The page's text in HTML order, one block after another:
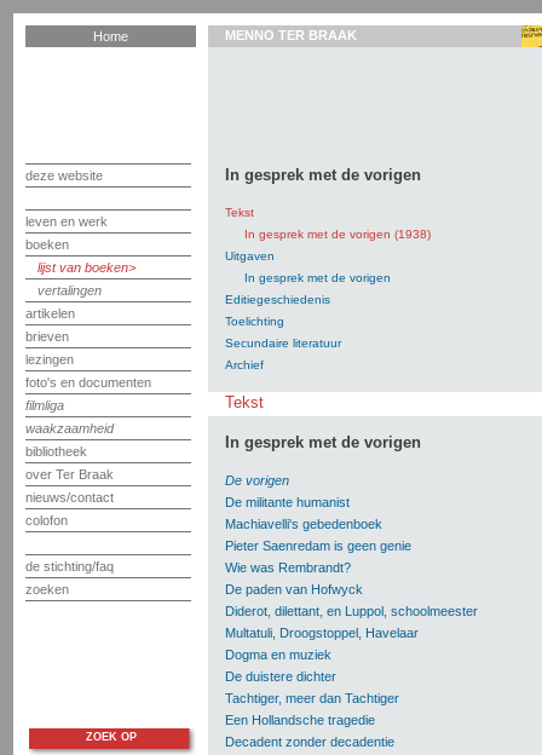
Home
deze website
leven en werk
boeken
lijst van boeken
vertalingen
artikelen
brieven
lezingen
foto's en documenten
filmliga
waakzaamheid
bibliotheek
over Ter Braak
nieuws/contact
colofon
de stichting/faq
zoeken
MENNO TER BRAAK
In gesprek met de vorigen
Tekst
In gesprek met de vorigen (1938)
Uitgaven
In gesprek met de vorigen
Editiegeschiedenis
Toelichting
Secundaire literatuur
Archief
Tekst
In gesprek met de vorigen
De vorigen
De militante humanist
Machiavelli's gebedenboek
Pieter Saenredam is geen genie
Wie was Rembrandt?
De paden van Hofwyck
Diderot, dilettant, en Luppol, schoolmeester
Multatuli, Droogstoppel, Havelaar
Dogma en muziek
De duistere dichter
Tachtiger, meer dan Tachtiger
Een Hollandsche tragedie
Decadent zonder decadentie
ZOEK OP